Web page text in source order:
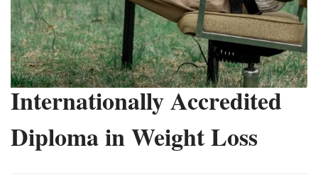
Internationally Accredited
Diploma in Weight Loss